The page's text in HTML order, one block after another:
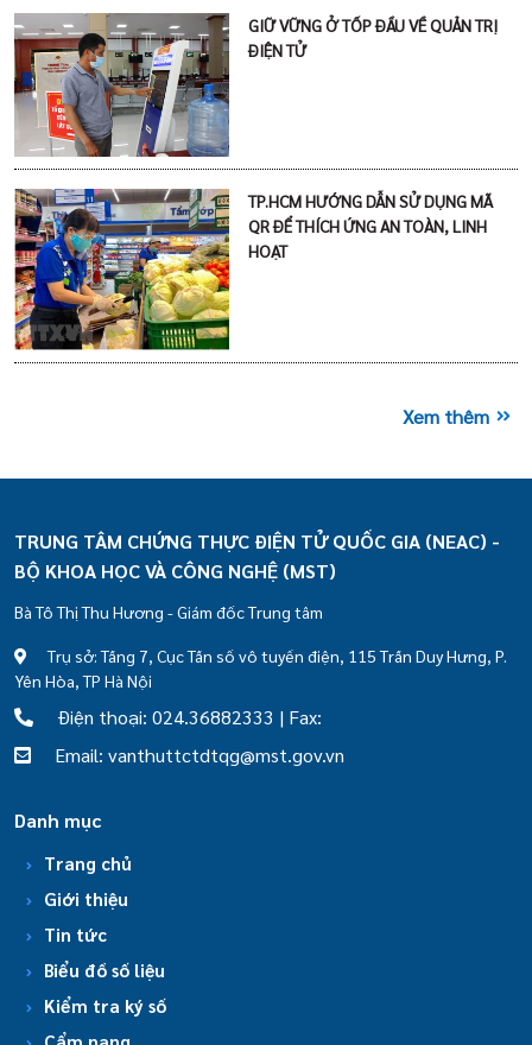
GIỮ VỮNG Ở TỐP ĐẦU VỀ QUẢN TRỊ
ĐIỆN TỬ
TP.HCM HƯỚNG DẪN SỬ DỤNG MÃ
QR ĐỂ THÍCH ỨNG AN TOÀN, LINH
HOẠT
Xem thêm
TRUNG TÂM CHỨNG THỰC ĐIỆN TỬ QUỐC GIA (NEAC) -
BỘ KHOA HỌC VÀ CÔNG NGHỆ (MST)
Bà Tô Thị Thu Hương - Giám đốc Trung tâm
Trụ sở: Tầng 7, Cục Tần số vô tuyến điện, 115 Trần Duy Hưng, P.
Yên Hòa, TP Hà Nội
Điện thoại: 024.36882333 | Fax:
Email: vanthuttctdtqg@mst.gov.vn
Danh mục
Trang chủ
Giới thiệu
Tin tức
Biểu đồ số liệu
Kiểm tra ký số